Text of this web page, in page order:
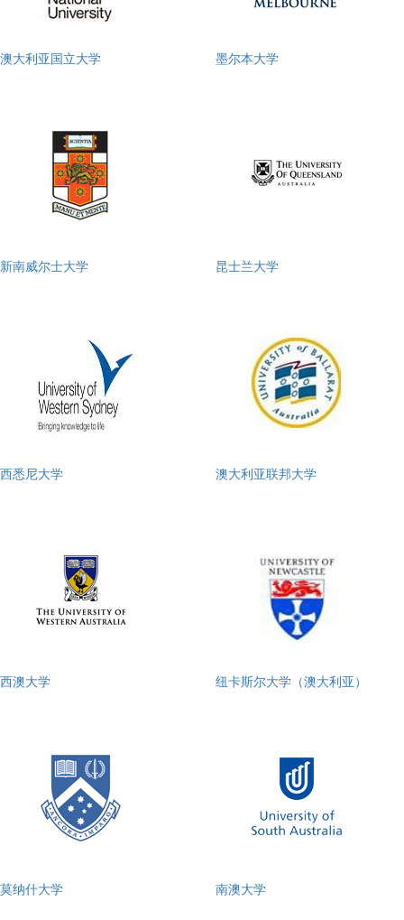
澳大利亚国立大学 墨尔本大学
新南威尔士大学 昆士兰大学
西悉尼大学 澳大利亚联邦大学
西澳大学 纽卡斯尔大学（澳大利亚）
莫纳什大学 南澳大学